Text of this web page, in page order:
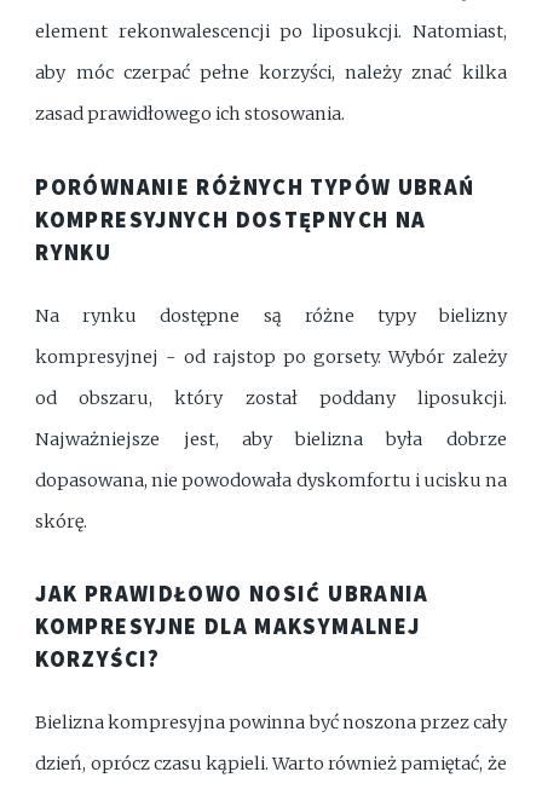
element rekonwalescencji po liposukcji. Natomiast,
aby móc czerpać pełne korzyści, należy znać kilka
zasad prawidłowego ich stosowania.
PORÓWNANIE RÓŻNYCH TYPÓW UBRAŃ
KOMPRESYJNYCH DOSTĘPNYCH NA
RYNKU
Na rynku dostępne są różne typy bielizny
kompresyjnej - od rajstop po gorsety. Wybór zależy
od obszaru, który został poddany liposukcji.
Najważniejsze jest, aby bielizna była dobrze
dopasowana, nie powodowała dyskomfortu i ucisku na
skórę.
JAK PRAWIDŁOWO NOSIĆ UBRANIA
KOMPRESYJNE DLA MAKSYMALNEJ
KORZYŚCI?
Bielizna kompresyjna powinna być noszona przez cały
dzień, oprócz czasu kąpieli. Warto również pamiętać, że